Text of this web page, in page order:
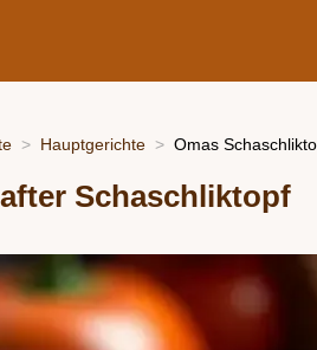
Hauptgerichte Omas
Schaschliktopf